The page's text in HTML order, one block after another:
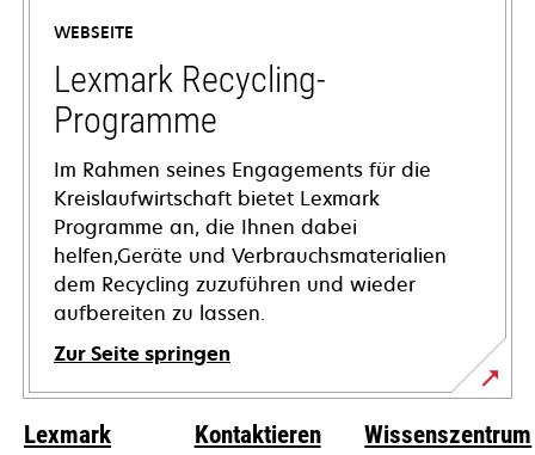
neuen
Registerkarte
geöffnet
WEBSEITE
Lexmark Recycling-
Programme
Im Rahmen seines Engagements für die
Kreislaufwirtschaft bietet Lexmark
Programme an, die Ihnen dabei
helfen,Geräte und Verbrauchsmaterialien
dem Recycling zuzuführen und wieder
aufbereiten zu lassen.
Zur Seite springen
Lexmark
Kontaktieren
Wissenszentrum